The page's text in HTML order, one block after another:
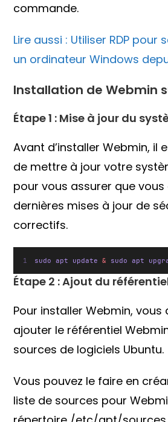
commande.
Lire aussi : Utiliser RDP pour
un ordinateur Windows
Installation de Webmin
Étape 1 : Mise à jour du
Avant d’installer Webmin, il
de mettre à jour votre
pour vous assurer que
dernières mises à jour de
correctifs.
sudo apt update & sudo apt
Étape 2 : Ajout du
Pour installer Webmin, vous
ajouter le référentiel
sources de logiciels Ubuntu.
Vous pouvez le faire en
liste de sources pour